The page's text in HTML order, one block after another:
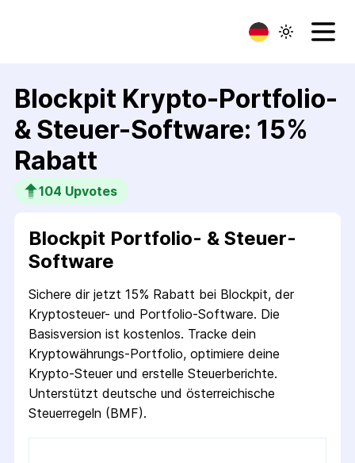
Blockpit Krypto-Portfolio-
& Steuer-Software: 15%
Rabatt
104 Upvotes
Blockpit Portfolio- & Steuer-
Software
Sichere dir jetzt 15% Rabatt bei Blockpit, der
Kryptosteuer- und Portfolio-Software. Die
Basisversion ist kostenlos. Tracke dein
Kryptowährungs-Portfolio, optimiere deine
Krypto-Steuer und erstelle Steuerberichte.
Unterstützt deutsche und österreichische
Steuerregeln (BMF).